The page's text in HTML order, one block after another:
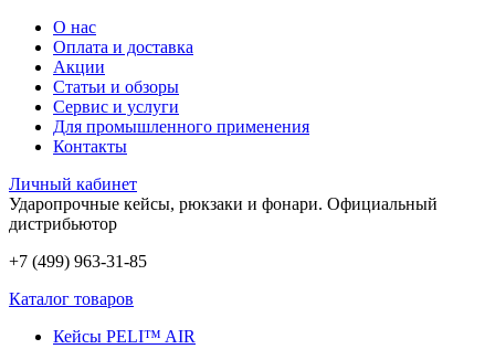
О нас
Оплата и доставка
Акции
Статьи и обзоры
Сервис и услуги
Для промышленного применения
Контакты
Личный кабинет
Ударопрочные кейсы, рюкзаки и фонари. Официальный
дистрибьютор
+7 (499) 963-31-85
Каталог товаров
Кейсы PELI™ AIR